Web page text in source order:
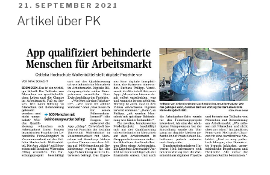
VERÖFFENTLICHT
AM
21. SEPTEMBER 2021
Artikel über PK